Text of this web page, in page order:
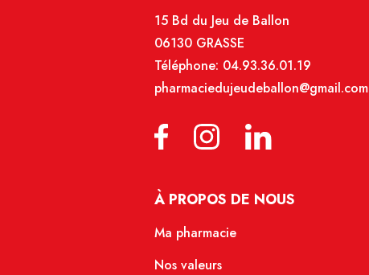
15 Bd du Jeu de Ballon
06130 GRASSE
Téléphone: 04.93.36.01.19
pharmaciedujeudeballon@gmail.com
À PROPOS DE NOUS
Ma pharmacie
Nos valeurs